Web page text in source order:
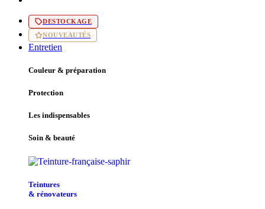
DESTOCKAGE
NOUVEAUTÉS
Entretien
Couleur & préparation
Protection
Les indispensables
Soin & beauté
Teintu​res
& r​é​novateurs